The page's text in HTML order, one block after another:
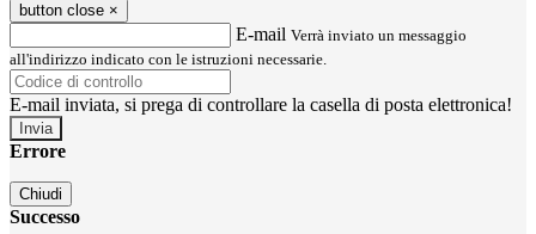
button close ×
E-mail Verrà inviato un messaggio
all'indirizzo indicato con le istruzioni necessarie.
E-mail inviata, si prega di controllare la casella di posta elettronica!
Errore
Chiudi
Successo